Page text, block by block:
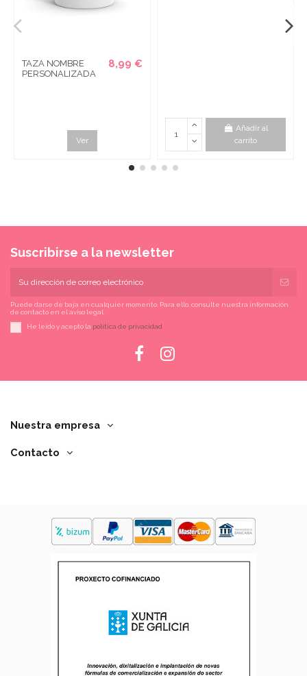
TAZA NOMBRE
PERSONALIZADA
8,99 €
Ver
Añadir al
carrito
Suscribirse a la newsletter
Puede darse de baja en cualquier momento. Para ello, consulte nuestra información
de contacto en el aviso legal.
He leído y acepto la política de privacidad
Nuestra empresa
Contacto